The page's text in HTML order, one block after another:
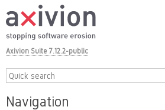
Axivion Suite 7.12.2-public
Navigation